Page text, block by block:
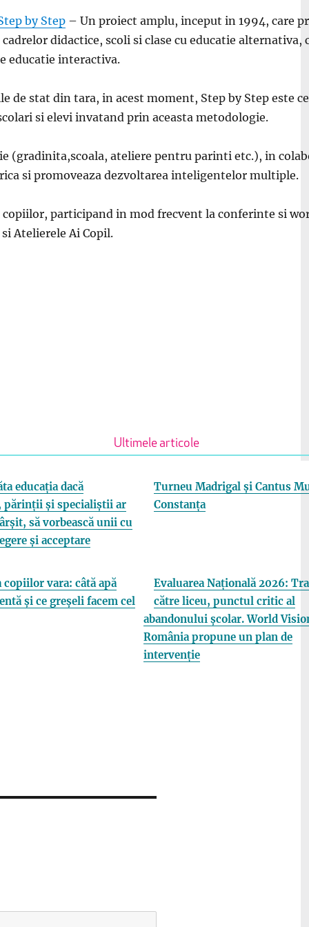
by Step– Un proiect amplu, inceput in 1994, care
didactice, scoli si clase cu educatie
educatie interactiva.
de stat din tara, in acest moment, Step by Step este
si elevi invatand prin aceasta metodologie.
(gradinita,scoala, ateliere pentru parinti etc.), in
si promoveaza dezvoltarea inteligentelor multiple.
participand in mod frecvent la conferinte si
Atelierele Ai Copil.
Ultimele articole
educația dacă
părinții și specialiștii ar
să vorbească unii cu
și acceptare
Turneu Madrigal și Cantus
Constanța
copiilor vara: câtă apă
și ce greșeli facem cel
Evaluarea Națională 2026:
către liceu, punctul critic al
abandonului școlar. World
România propune un plan de
intervenție